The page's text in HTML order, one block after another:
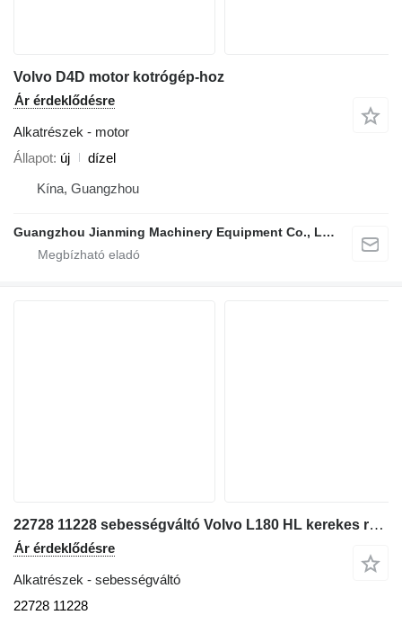
Volvo D4D motor kotrógép-hoz
Ár érdeklődésre
Alkatrészek - motor
Állapot új
dízel
Kína, Guangzhou
Guangzhou Jianming Machinery Equipment Co., Ltd.
22728 11228 sebességváltó Volvo L180 HL kerekes rakodó-hoz
Ár érdeklődésre
Alkatrészek - sebességváltó
22728 11228